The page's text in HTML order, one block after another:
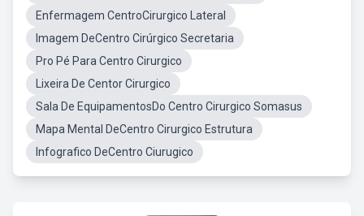
Enfermagem CentroCirurgico Lateral
Imagem DeCentro Cirúrgico Secretaria
Pro Pé Para Centro Cirurgico
Lixeira De Centor Cirurgico
Sala De EquipamentosDo Centro Cirurgico Somasus
Mapa Mental DeCentro Cirurgico Estrutura
Infografico DeCentro Ciurugico